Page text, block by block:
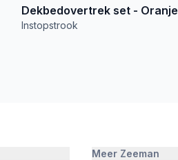
Dekbedovertrek set - Oranje
Instopstrook
Meer Zeeman